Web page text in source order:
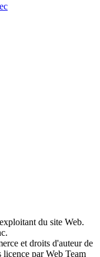
du site Web.
et droits d'auteur de
par Web Team